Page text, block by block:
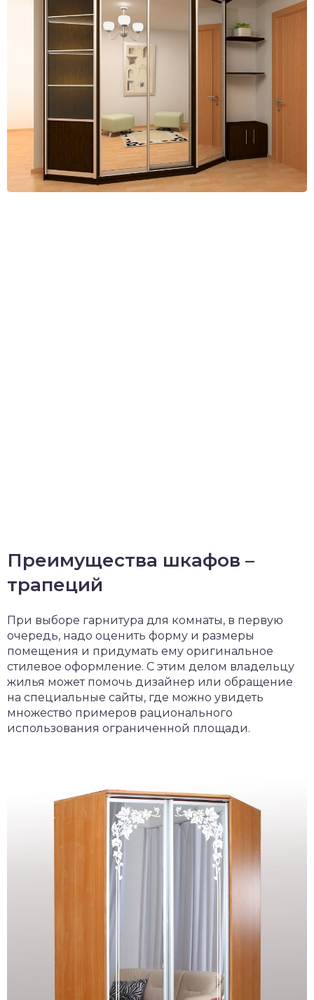
Преимущества шкафов –
трапеций
При выборе гарнитура для комнаты, в первую
очередь, надо оценить форму и размеры
помещения и придумать ему оригинальное
стилевое оформление. С этим делом владельцу
жилья может помочь дизайнер или обращение
на специальные сайты, где можно увидеть
множество примеров рационального
использования ограниченной площади.